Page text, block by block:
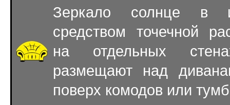
Зеркало солнце в
средством точечной
на отдельных
размещают над
поверх комодов или